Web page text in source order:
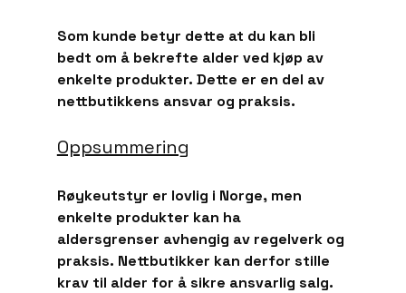
Som kunde betyr dette at du kan bli
bedt om å bekrefte alder ved kjøp av
enkelte produkter. Dette er en del av
nettbutikkens ansvar og praksis.
Oppsummering
Røykeutstyr er lovlig i Norge, men
enkelte produkter kan ha
aldersgrenser avhengig av regelverk og
praksis. Nettbutikker kan derfor stille
krav til alder for å sikre ansvarlig salg.